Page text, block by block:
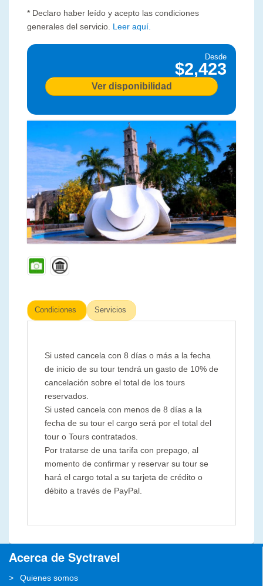
* Declaro haber leído y acepto las condiciones
generales del servicio. Leer aquí.
Desde
$2,423
Ver disponibilidad
Condiciones Servicios
Si usted cancela con 8 días o más a la fecha
de inicio de su tour tendrá un gasto de 10% de
cancelación sobre el total de los tours
reservados.
Si usted cancela con menos de 8 días a la
fecha de su tour el cargo será por el total del
tour o Tours contratados.
Por tratarse de una tarifa con prepago, al
momento de confirmar y reservar su tour se
hará el cargo total a su tarjeta de crédito o
débito a través de PayPal.
Acerca de Syctravel
Quienes somos